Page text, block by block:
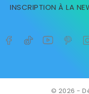
INSCRIPTION À LA
© 2026 -